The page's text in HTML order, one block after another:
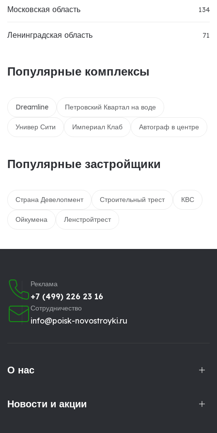
Московская область 134
Ленинградская область 71
Популярные комплексы
Dreamline Петровский Квартал на воде
Универ Сити Империал Клаб Автограф в центре
Популярные застройщики
Страна Девелопмент Строительный трест КВС
Ойкумена Ленстройтрест
Реклама
+7 (499) 226 23 16
Сотрудничество
info@poisk-novostroyki.ru
О нас
Новости и акции